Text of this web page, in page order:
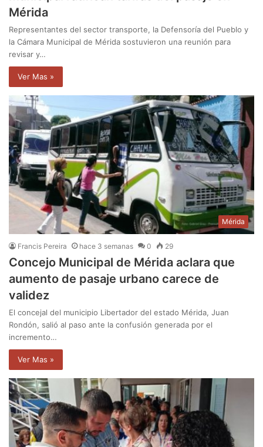
Mérida
Representantes del sector transporte, la Defensoría del Pueblo y
la Cámara Municipal de Mérida sostuvieron una reunión para
revisar y…
Ver Mas »
Mérida
Francis Pereira hace 3 semanas 0 29
Concejo Municipal de Mérida aclara que
aumento de pasaje urbano carece de
validez
El concejal del municipio Libertador del estado Mérida, Juan
Rondón, salió al paso ante la confusión generada por el
incremento…
Ver Mas »